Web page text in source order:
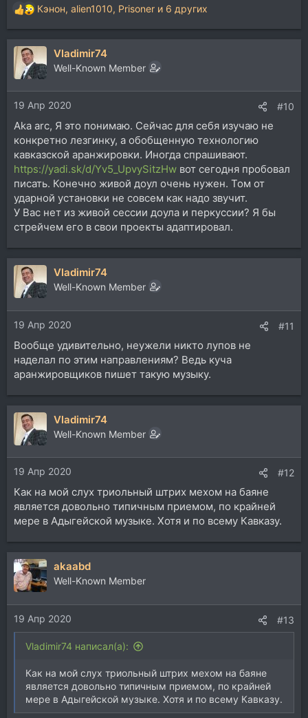
Р
е
а
к
ц
и
и
:
Кэнон, alien1010, Prisoner и 6 других
Vladimir74
Well-Known Member
19 Апр 2020 #10
Aka arc, Я это понимаю. Сейчас для себя изучаю не
конкретно лезгинку, а обобщенную технологию
кавказской аранжировки. Иногда спрашивают.
https://yadi.sk/d/Yv5_UpvySitzHw вот сегодня пробовал
писать. Конечно живой доул очень нужен. Том от
ударной установки не совсем как надо звучит.
У Вас нет из живой сессии доула и перкуссии? Я бы
стрейчем его в свои проекты адаптировал.
Vladimir74
Well-Known Member
19 Апр 2020 #11
Вообще удивительно, неужели никто лупов не
наделал по этим направлениям? Ведь куча
аранжировщиков пишет такую музыку.
Vladimir74
Well-Known Member
19 Апр 2020 #12
Как на мой слух триольный штрих мехом на баяне
является довольно типичным приемом, по крайней
мере в Адыгейской музыке. Хотя и по всему Кавказу.
akaabd
Well-Known Member
19 Апр 2020 #13
Vladimir74 написал(а):
Как на мой слух триольный штрих мехом на баяне
является довольно типичным приемом, по крайней
мере в Адыгейской музыке. Хотя и по всему Кавказу.